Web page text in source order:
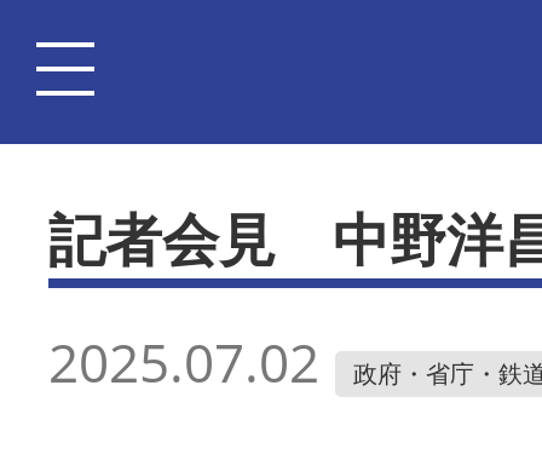
記者会見 中野洋
2025.07.02 政府・省庁・鉄